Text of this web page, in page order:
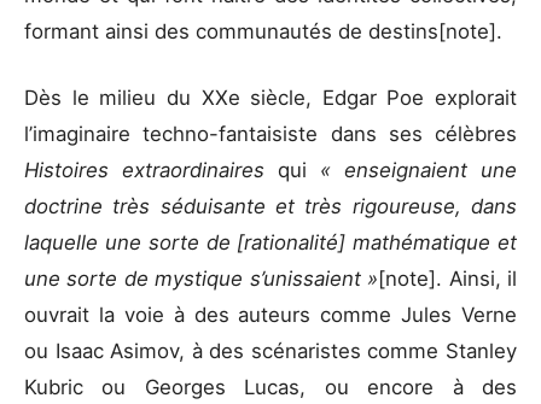
formant ainsi des communautés de destins[note].
Dès le milieu du XXe siècle, Edgar Poe explorait
l’imaginaire techno-fantaisiste dans ses célèbres
Histoires extraordinaires qui « enseignaient une
doctrine très séduisante et très rigoureuse, dans
laquelle une sorte de [rationalité] mathématique et
une sorte de mystique s’unissaient »[note]. Ainsi, il
ouvrait la voie à des auteurs comme Jules Verne
ou Isaac Asimov, à des scénaristes comme Stanley
Kubric ou Georges Lucas, ou encore à des